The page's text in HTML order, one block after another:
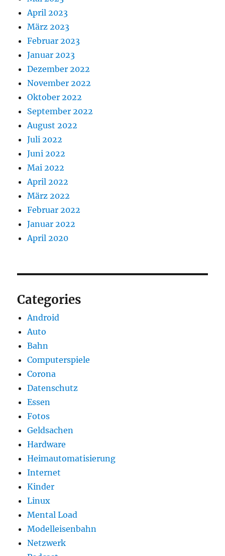
April 2023
März 2023
Februar 2023
Januar 2023
Dezember 2022
November 2022
Oktober 2022
September 2022
August 2022
Juli 2022
Juni 2022
Mai 2022
April 2022
März 2022
Februar 2022
Januar 2022
April 2020
Categories
Android
Auto
Bahn
Computerspiele
Corona
Datenschutz
Essen
Fotos
Geldsachen
Hardware
Heimautomatisierung
Internet
Kinder
Linux
Mental Load
Modelleisenbahn
Netzwerk